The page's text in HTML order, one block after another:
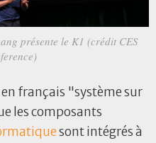
présente le K1 (crédit CES
en français "système sur
les composants
sont intégrés à